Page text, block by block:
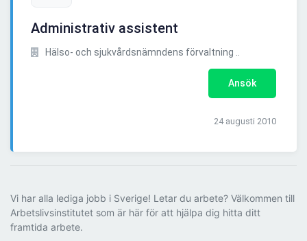
Administrativ assistent
Hälso- och sjukvårdsnämndens förvaltning ..
Ansök
24 augusti 2010
Vi har alla lediga jobb i Sverige! Letar du arbete? Välkommen till
Arbetslivsinstitutet som är här för att hjälpa dig hitta ditt
framtida arbete.